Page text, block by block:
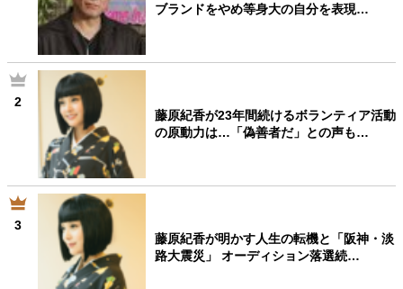
ブランドをやめ等身大の自分を表現…
2
藤原紀香が23年間続けるボランティア活動
の原動力は…「偽善者だ」との声も…
3
藤原紀香が明かす人生の転機と「阪神・淡
路大震災」 オーディション落選続…